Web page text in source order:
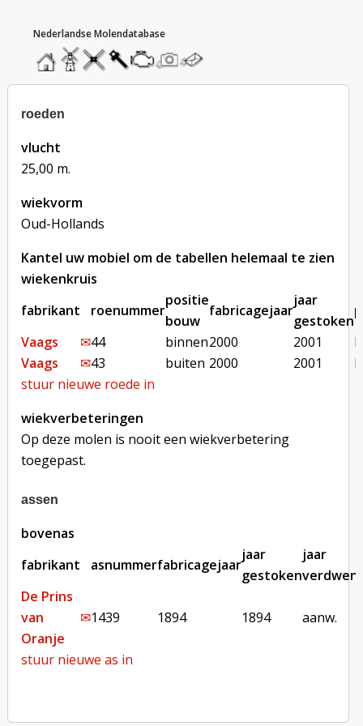
homemolendatabase
roedendatabase
assendatabase
motorendatabase
stuur
een
foto
stuur
een
bericht
roeden
vlucht
25,00 m.
wiekvorm
Oud-Hollands
Kantel uw mobiel om de tabellen helemaal te zien
wiekenkruis
fabrikant
roenummer
positie
bouw
fabricagejaar
jaar
gestoken
Vaags
✉︎44 binnen2000 2001
Vaags
✉︎43 buiten 2000 2001
stuur nieuwe roede in
wiekverbeteringen
Op deze molen is nooit een wiekverbetering
toegepast.
assen
bovenas
fabrikant
asnummerfabricagejaar
jaar
gestoken
jaar
De Prins
van
Oranje
✉︎1439 1894 1894 aanw.
stuur nieuwe as in